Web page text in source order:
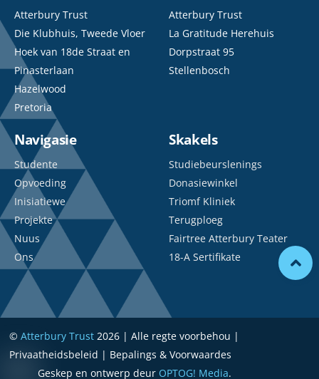
Atterbury Trust
Die Klubhuis, Tweede Vloer
Hoek van 18de Straat en
Pinasterlaan
Hazelwood
Pretoria
Atterbury Trust
La Gratitude Herehuis
Dorpstraat 95
Stellenbosch
Navigasie
Studente
Opvoeding
Inisiatiewe
Projekte
Nuus
Ons
Skakels
Studiebeurslenings
Donasiewinkel
Triomf Kliniek
Terugploeg
Fairtree Atterbury Teater
18-A Sertifikate
©Atterbury Trust 2026 | Alle regte voorbehou |
Privaatheidsbeleid | Bepalings & Voorwaardes
Geskep en ontwerp deur OPTOG! Media.